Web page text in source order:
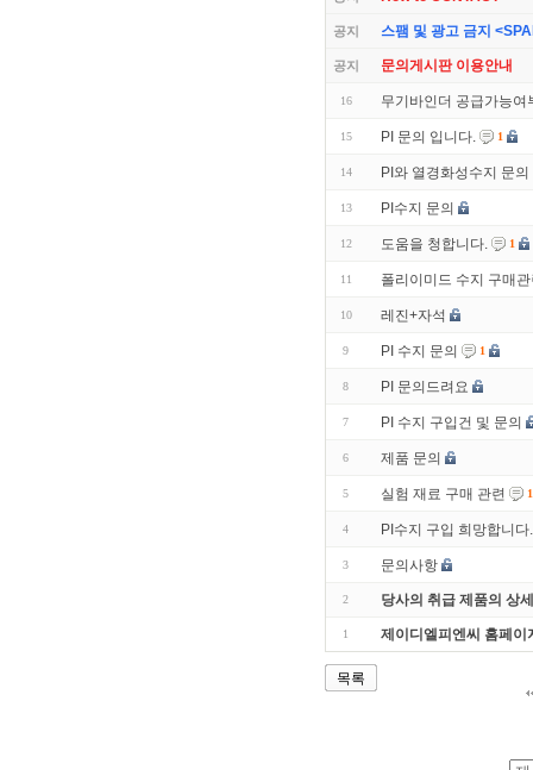
공지 스팸 및 광고 금지
공지 문의게시판 이용안내
16 무기바인더 공급가능여
15 PI 문의 입니다. 1
14 PI와 열경화성수지 문의
13 PI수지 문의
12 도움을 청합니다. 1
11 폴리이미드 수지 구매
10 레진+자석
9 PI 수지 문의 1
8 PI 문의드려요
7 PI 수지 구입건 및 문의
6 제품 문의
5 실험 재료 구매 관련 1
4 PI수지 구입 희망합니다.
3 문의사항
2 당사의 취급 제품의 상
1 제이디엘피엔씨 홈페이
목록